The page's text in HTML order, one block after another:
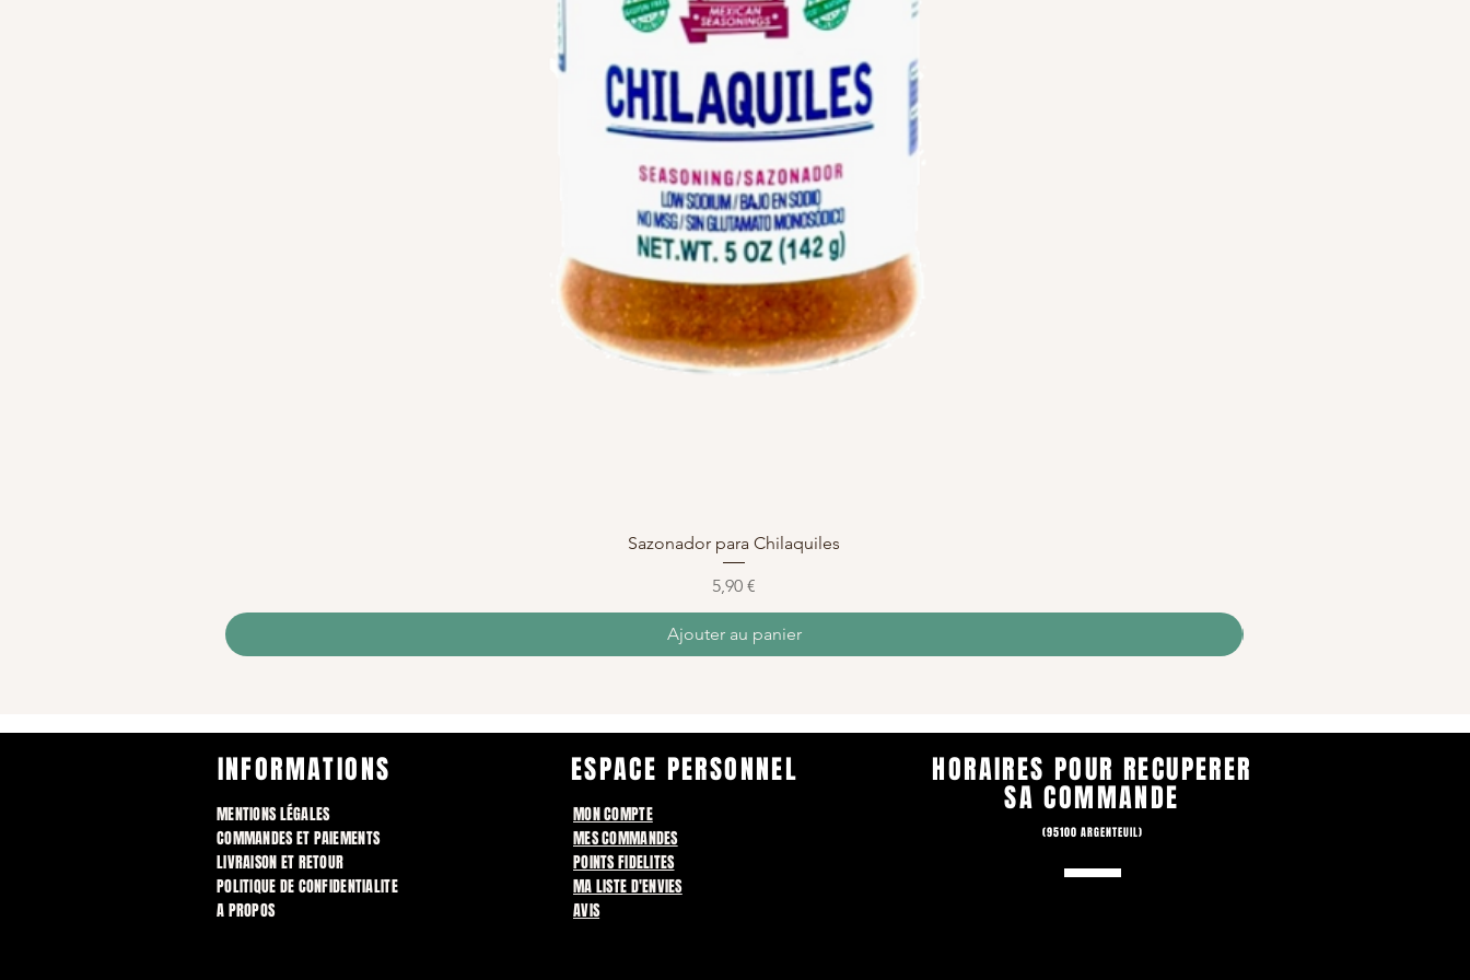
Aperçu rapide
Sazonador para Chilaquiles
Prix
5,90 €
Ajouter au panier
INFORMATIONS
MENTIONS LÉGALES
COMMANDES ET PAIEMENTS
LIVRAISON ET RETOUR
POLITIQUE DE CONFIDENTIALITE
A PROPOS
ESPACE PERSONNEL
MON COMPTE
MES COMMANDES
POINTS FIDELITES
MA LISTE D'ENVIES
AVIS
HORAIRES POUR RECUPERER
SA COMMANDE
(95100 ARGENTEUIL)